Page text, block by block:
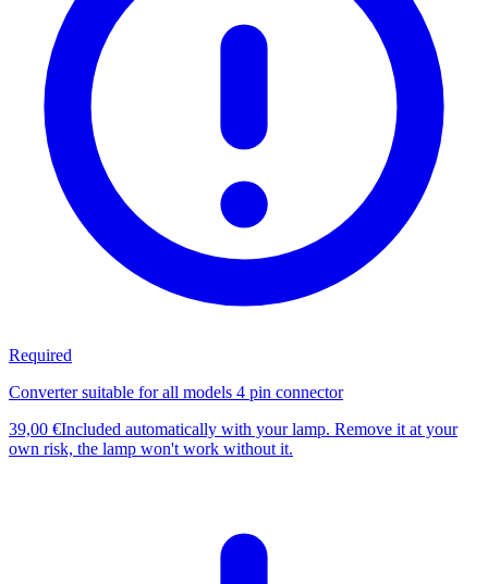
Required
Converter suitable for all models 4 pin connector
39,00 €Included automatically with your lamp. Remove it at your
own risk, the lamp won't work without it.